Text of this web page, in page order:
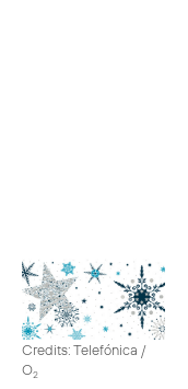
Credits: Telefónica /
O2